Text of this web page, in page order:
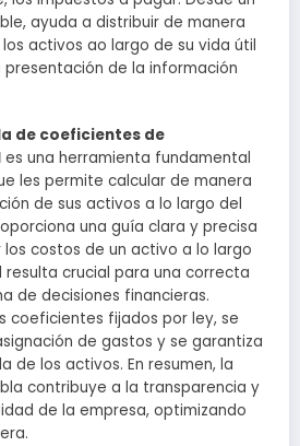
ayuda a distribuir de manera
activos ao largo de su vida útil
de la información
de coeficientes de
es una herramienta fundamental
les permite calcular de manera
de sus activos a lo largo del
una guía clara y precisa
costos de un activo a lo largo
resulta crucial para una correcta
de decisiones financieras.
coeficientes fijados por ley, se
de gastos y se garantiza
de los activos. En resumen, la
contribuye a la transparencia y
de la empresa, optimizando